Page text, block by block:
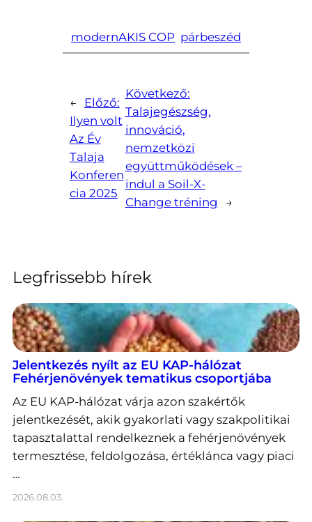
modernAKIS COP párbeszéd
←
Előző:
Ilyen volt
Az Év
Talaja
Konferen
cia 2025
Következő:
Talajegészség,
innováció,
nemzetközi
együttműködések –
indul a Soil-X-
Change tréning
→
Legfrissebb hírek
Jelentkezés nyílt az EU KAP-hálózat
Fehérjenövények tematikus csoportjába
Az EU KAP-hálózat várja azon szakértők
jelentkezését, akik gyakorlati vagy szakpolitikai
tapasztalattal rendelkeznek a fehérjenövények
termesztése, feldolgozása, értéklánca vagy piaci
…
2026.08.03.